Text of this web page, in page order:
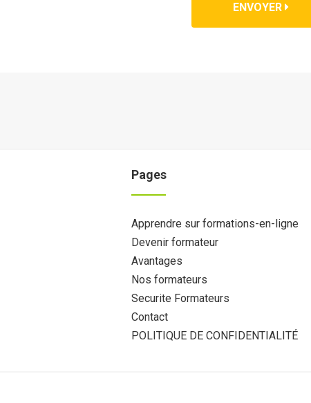
ENVOYER
Pages
Apprendre sur formations-en-ligne
Devenir formateur
Avantages
Nos formateurs
Securite Formateurs
Contact
POLITIQUE DE CONFIDENTIALITÉ